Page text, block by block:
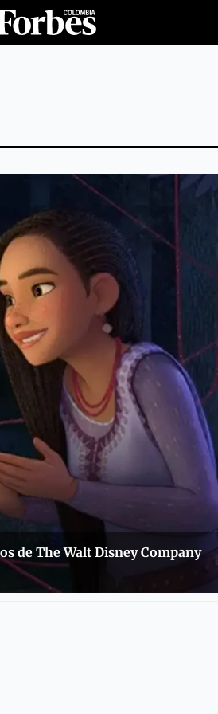
de The Walt Disney Company